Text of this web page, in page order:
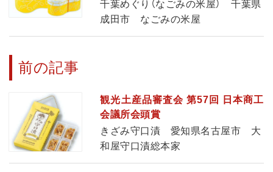
千葉めぐり（なごみの米屋） 千葉県
成田市 なごみの米屋
前の記事
観光土産品審査会 第57回 日本商工
会議所会頭賞
きざみ守口漬 愛知県名古屋市 大
和屋守口漬総本家